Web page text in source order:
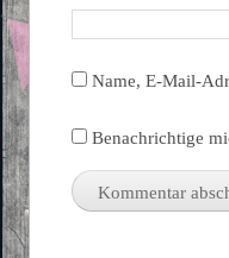
Name, E-Mail-
Benachrichtige